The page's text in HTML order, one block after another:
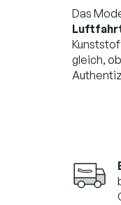
Das
gleich,